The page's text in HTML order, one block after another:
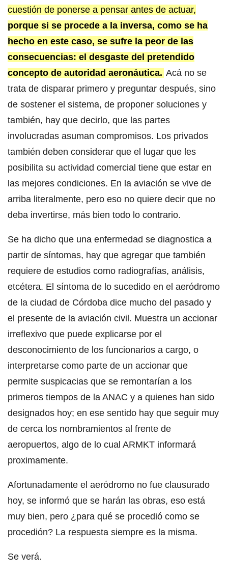
cuestión de ponerse a pensar antes de actuar,
porque si se procede a la inversa, como se ha
hecho en este caso, se sufre la peor de las
consecuencias: el desgaste del pretendido
concepto de autoridad aeronáutica. Acá no se
trata de disparar primero y preguntar después, sino
de sostener el sistema, de proponer soluciones y
también, hay que decirlo, que las partes
involucradas asuman compromisos. Los privados
también deben considerar que el lugar que les
posibilita su actividad comercial tiene que estar en
las mejores condiciones. En la aviación se vive de
arriba literalmente, pero eso no quiere decir que no
deba invertirse, más bien todo lo contrario.
Se ha dicho que una enfermedad se diagnostica a
partir de síntomas, hay que agregar que también
requiere de estudios como radiografías, análisis,
etcétera. El síntoma de lo sucedido en el aeródromo
de la ciudad de Córdoba dice mucho del pasado y
el presente de la aviación civil. Muestra un accionar
irreflexivo que puede explicarse por el
desconocimiento de los funcionarios a cargo, o
interpretarse como parte de un accionar que
permite suspicacias que se remontarían a los
primeros tiempos de la ANAC y a quienes han sido
designados hoy; en ese sentido hay que seguir muy
de cerca los nombramientos al frente de
aeropuertos, algo de lo cual ARMKT informará
proximamente.
Afortunadamente el aeródromo no fue clausurado
hoy, se informó que se harán las obras, eso está
muy bien, pero ¿para qué se procedió como se
procedión? La respuesta siempre es la misma.
Se verá.